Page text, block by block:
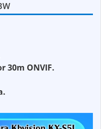
30m ONVIF.